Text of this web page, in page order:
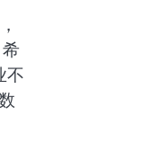
不